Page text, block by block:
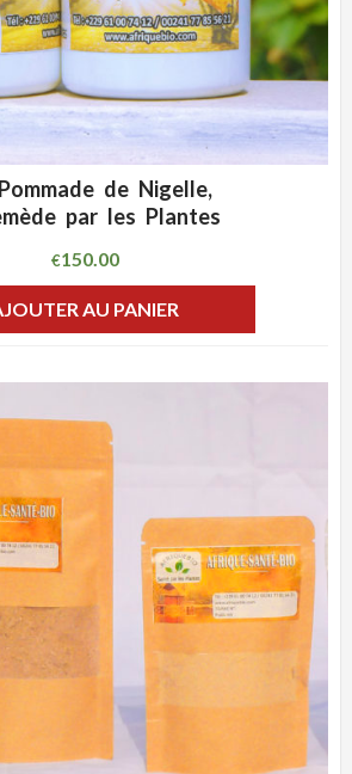
CLIQUEZ POUR VOIR
de Nigelle,
par les Plantes
€150.00
AU PANIER